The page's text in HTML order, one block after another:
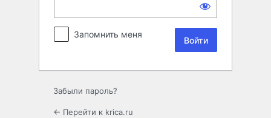
Запомнить меня
Забыли пароль?
← Перейти к krica.ru